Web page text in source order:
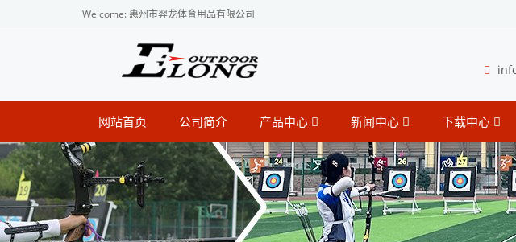
Welcome: 惠州市羿龙体育用品有限公司
网站首页 公司简介 产品中心 新闻中心 下载中心